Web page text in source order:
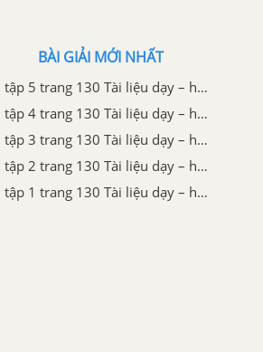
BÀI GIẢI MỚI NHẤT
Bài tập 5 trang 130 Tài liệu dạy – học Toán 7 tập 2 - Hình học
Bài tập 4 trang 130 Tài liệu dạy – học Toán 7 tập 2 - Hình học
Bài tập 3 trang 130 Tài liệu dạy – học Toán 7 tập 2 - Hình học
Bài tập 2 trang 130 Tài liệu dạy – học Toán 7 tập 2
Bài tập 1 trang 130 Tài liệu dạy – học Toán 7 tập 2